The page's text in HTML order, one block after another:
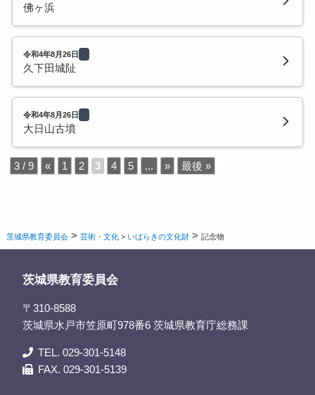
佛ヶ浜
令和4年8月26日
久下田城阯
令和4年8月26日
大日山古墳
3 / 9 « 1 2 3 4 5 ... » 最後 »
茨城県教育委員会 >芸術・文化 > いばらきの文化財 >記念物
茨城県教育委員会
〒310-8588
茨城県水戸市笠原町978番6 茨城県教育庁総務課
TEL. 029-301-5148
FAX. 029-301-5139